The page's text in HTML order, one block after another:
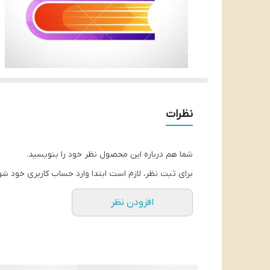
نظرات
شما هم درباره این محصول نظر خود را بنویسید.
برای ثبت نظر، لازم است ابتدا وارد حساب کاربری خود
افزودن نظر